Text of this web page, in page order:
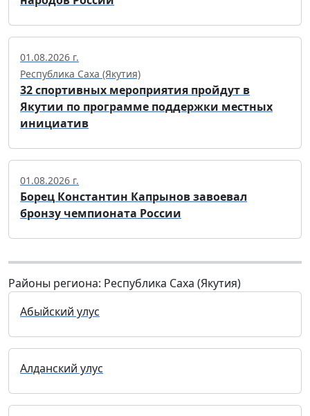
01.08.2026 г.
Республика Саха (Якутия)
32 спортивных мероприятия пройдут в
Якутии по программе поддержки местных
инициатив
01.08.2026 г.
Борец Константин Капрынов завоевал
бронзу чемпионата России
Районы региона: Республика Саха (Якутия)
Абыйский улус
Алданский улус